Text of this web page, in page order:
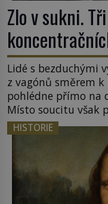
Zlo v sukni.
Lidé s bezduchými
z vagónů směrem k
pohlédne přímo na
Místo soucitu však
posílá rovnou do
Rudolf Höss
1979) či Heinrich
o koho se historie
HISTORIE